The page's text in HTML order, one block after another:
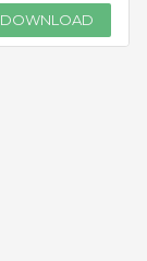
DOWNLOAD